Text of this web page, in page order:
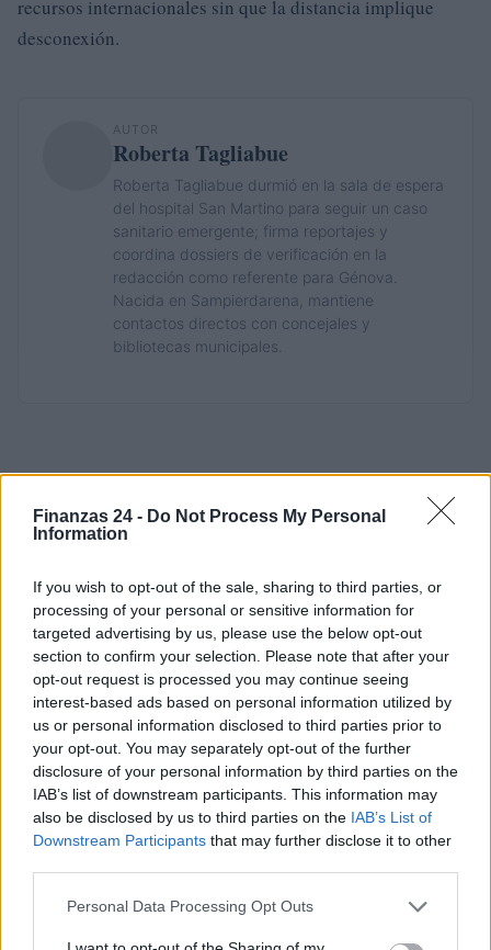
Finanzas 24 - Do Not Process My Personal
Information
If you wish to opt-out of the sale, sharing to third parties, or
processing of your personal or sensitive information for
targeted advertising by us, please use the below opt-out
section to confirm your selection. Please note that after your
opt-out request is processed you may continue seeing
interest-based ads based on personal information utilized by
us or personal information disclosed to third parties prior to
your opt-out. You may separately opt-out of the further
disclosure of your personal information by third parties on the
IAB’s list of downstream participants. This information may
also be disclosed by us to third parties on the IAB’s List of
Downstream Participants that may further disclose it to other
Please note that this website/app uses one or more Google
Personal Data Processing Opt Outs
recursos internacionales sin que la distancia implique
desconexión.
AUTOR
Roberta Tagliabue
Roberta Tagliabue durmió en la sala de espera
del hospital San Martino para seguir un caso
sanitario emergente; firma reportajes y
coordina dossiers de verificación en la
redacción como referente para Génova.
Nacida en Sampierdarena, mantiene
contactos directos con concejales y
bibliotecas municipales.
Sigue leyendo